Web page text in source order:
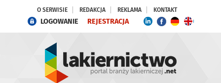
O SERWISIE REDAKCJA REKLAMA KONTAKT
LOGOWANIE REJESTRACJA